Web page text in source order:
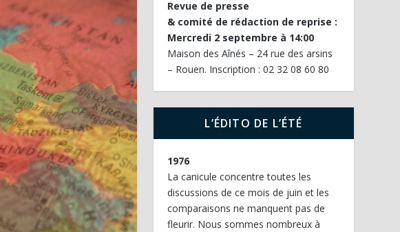
Revue de presse
& comité de rédaction de reprise :
Mercredi 2 septembre à 14:00
Maison des Aînés – 24 rue des arsins
– Rouen. Inscription : 02 32 08 60 80
L’ÉDITO DE L’ÉTÉ
1976
La canicule concentre toutes les
discussions de ce mois de juin et les
comparaisons ne manquent pas de
fleurir. Nous sommes nombreux à